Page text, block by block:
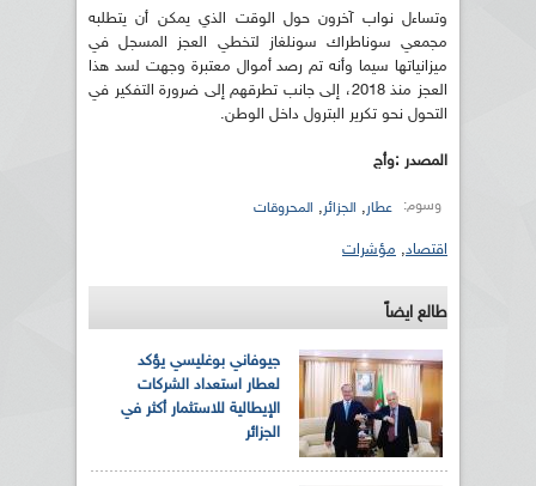
وتساءل نواب آخرون حول الوقت الذي يمكن أن يتطلبه
مجمعي سوناطراك سونلغاز لتخطي العجز المسجل في
ميزانياتها سيما وأنه تم رصد أموال معتبرة وجهت لسد هذا
العجز منذ 2018، إلى جانب تطرقهم إلى ضرورة التفكير في
التحول نحو تكرير البترول داخل الوطن.
المصدر :وأج
وسوم: عطار, الجزائر, المحروقات
اقتصاد, مؤشرات
طالع ايضاً
جيوفاني بوغليسي يؤكد
لعطار استعداد الشركات
الإيطالية للاستثمار أكثر في
الجزائر